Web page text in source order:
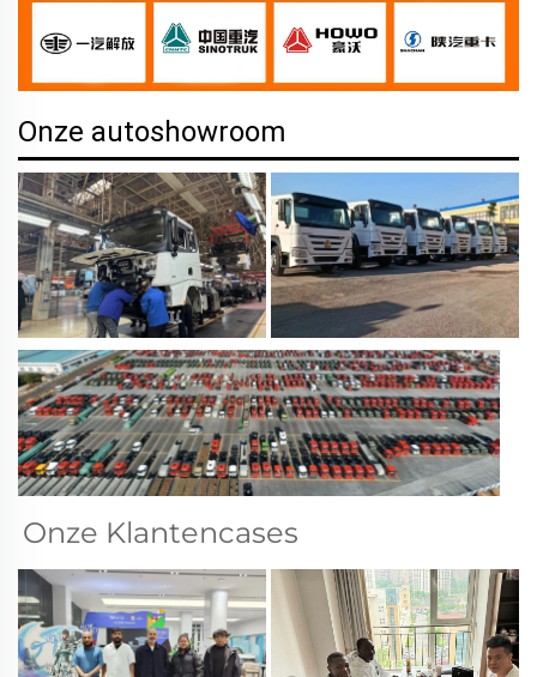
Onze autoshowroom
Onze Klantencases